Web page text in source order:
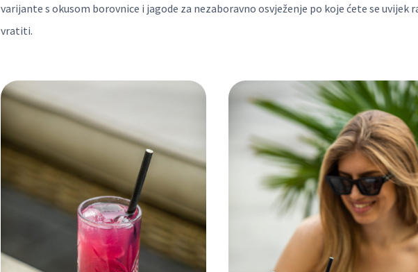
varijante s okusom borovnice i jagode za nezaboravno osvježenje po koje ćete se uvijek
vratiti.